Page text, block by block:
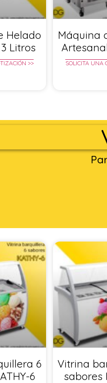
Helado
Litros
>>
Máquina
SOLICITA UNA
6
6
Vitrina
sabores